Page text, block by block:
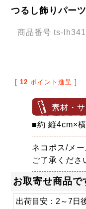
つるし飾りパー
商品番号 ts-lh341
[ 12 ポイント進呈 ]
素材・
■約 縦4cm×
ネコポス/メ
ご了承くださ
お取寄せ商品で